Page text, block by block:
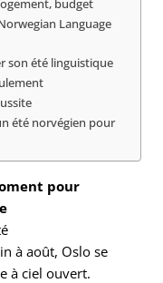
budget
Language
son été linguistique
été norvégien pour
pour
à août, Oslo se
à ciel ouvert.